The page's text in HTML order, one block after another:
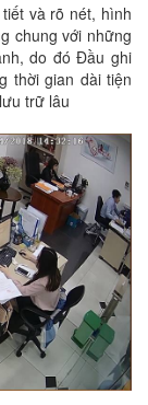
và rõ nét, hình
chung với những
do đó Đầu ghi
thời gian dài tiện
trữ lâu